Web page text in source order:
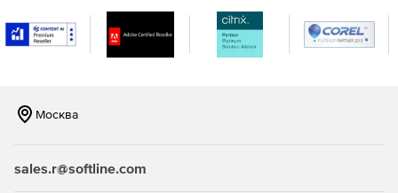
различных баз данных, в том числе нормативных
расценок и расходов материалов на единицу объема,
производительностей и загрузки ресурсов на
неограниченным числом версий проектов.
резервами по срокам и стоимости работ.
Москва
sales.r@softline.com